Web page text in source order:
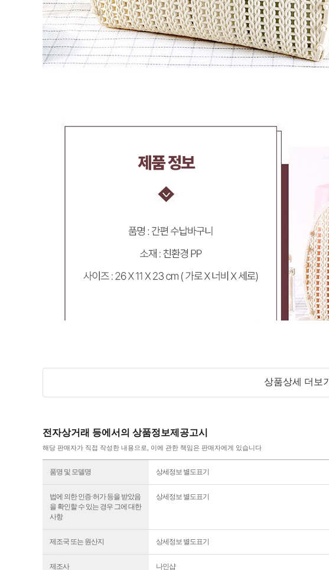
상품상세 더보기
전자상거래 등에서의 상품정보제공고시
해당 판매자가 직접 작성한 내용으로, 이에 관한 책임은 판매자에게 있습니다
품명 및 모델명 상세정보 별도표기
법에 의한 인증·허가 등을 받았음
을 확인할 수 있는 경우 그에 대한
사항
상세정보 별도표기
제조국 또는 원산지 상세정보 별도표기
제조사 나인샵